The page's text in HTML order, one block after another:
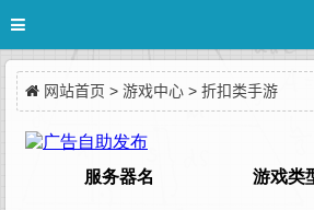
网站首页 > 游戏中心 > 折扣类手游